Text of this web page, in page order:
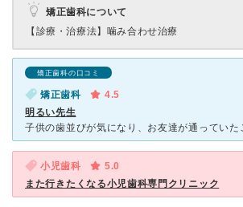
矯正歯科について
【診療・治療法】 噛み合わせ治療
矯正歯科の口コミ
矯正歯科
4.5
明るい先生
小児歯科
5.0
また行きたくなる小児歯科専門クリニック